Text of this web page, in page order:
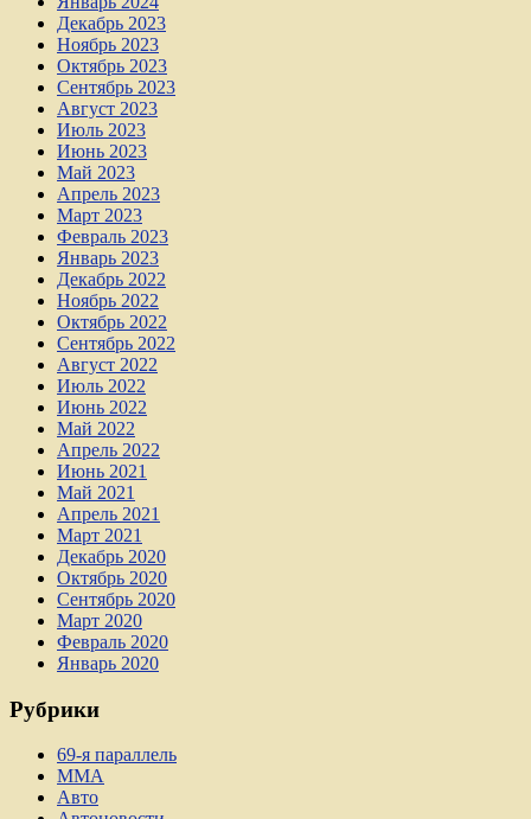
Декабрь 2023
Ноябрь 2023
Октябрь 2023
Сентябрь 2023
Август 2023
Июль 2023
Июнь 2023
Май 2023
Апрель 2023
Март 2023
Февраль 2023
Январь 2023
Декабрь 2022
Ноябрь 2022
Октябрь 2022
Сентябрь 2022
Август 2022
Июль 2022
Июнь 2022
Май 2022
Апрель 2022
Июнь 2021
Май 2021
Апрель 2021
Март 2021
Декабрь 2020
Октябрь 2020
Сентябрь 2020
Март 2020
Февраль 2020
Январь 2020
Рубрики
69-я параллель
MMA
Авто